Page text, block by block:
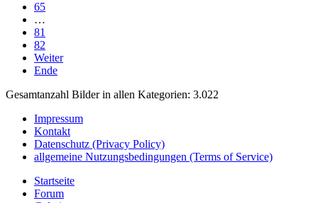
65
…
81
82
Weiter
Ende
Gesamtanzahl Bilder in allen Kategorien: 3.022
Impressum
Kontakt
Datenschutz (Privacy Policy)
allgemeine Nutzungsbedingungen (Terms of Service)
Startseite
Forum